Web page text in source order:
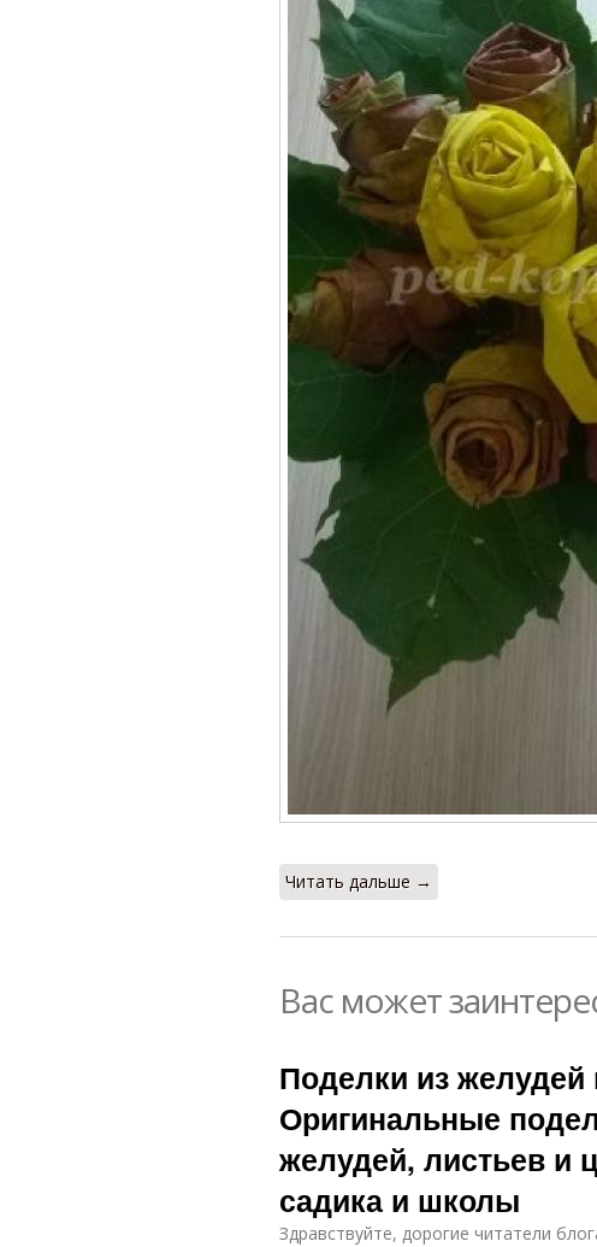
Читать дальше →
Вас может
Поделки из
Оригинальные
желудей, листьев и
садика и школы
Здравствуйте, дорогие читатели